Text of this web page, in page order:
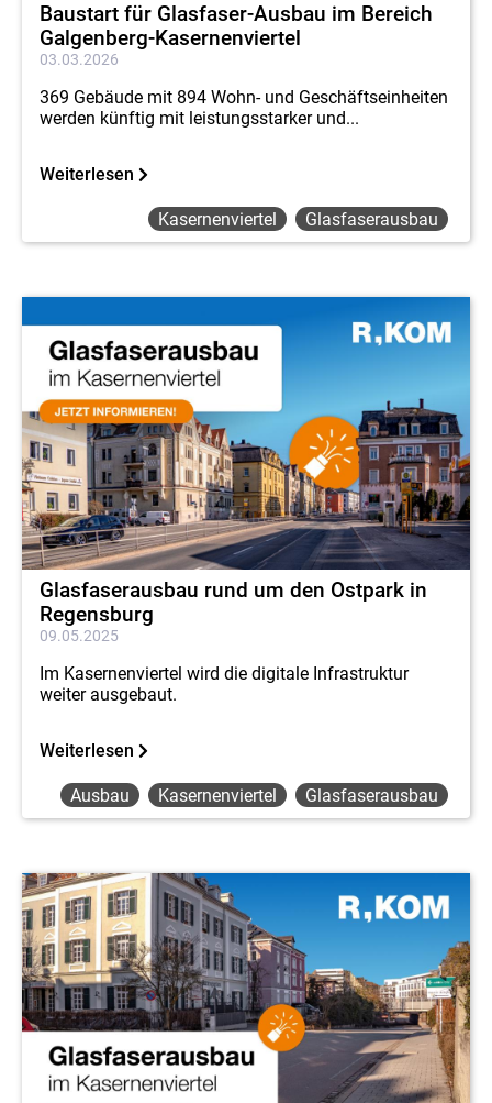
Baustart für Glasfaser-Ausbau im Bereich
Galgenberg-Kasernenviertel
03.03.2026
369 Gebäude mit 894 Wohn- und Geschäftseinheiten
werden künftig mit leistungsstarker und...
Weiterlesen
Kasernenviertel Glasfaserausbau
Glasfaserausbau rund um den Ostpark in
Regensburg
09.05.2025
Im Kasernenviertel wird die digitale Infrastruktur
weiter ausgebaut.
Weiterlesen
Ausbau Kasernenviertel Glasfaserausbau